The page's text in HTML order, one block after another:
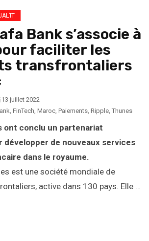
Bank s’associe à
faciliter les
transfrontaliers
13 juillet 2022
, FinTech, Maroc, Paiements, Ripple, Thunes
ont conclu un partenariat
développer de nouveaux services
dans le royaume.
est une société mondiale de
active dans 130 pays. Elle …